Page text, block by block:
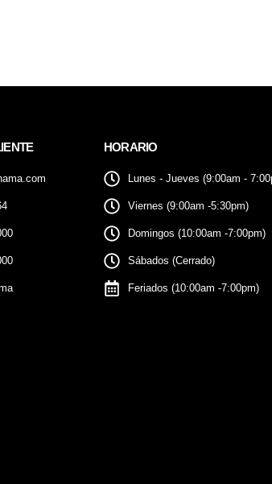
HORARIO
Lunes - Jueves (9:00am -
Viernes (9:00am -5:30pm)
Domingos (10:00am -7:00pm)
Sábados (Cerrado)
Feriados (10:00am -7:00pm)